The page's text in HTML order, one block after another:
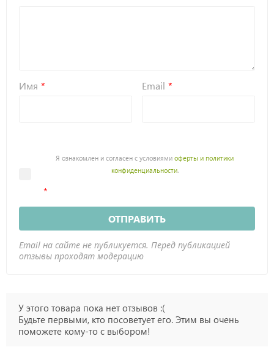
Имя Email
Я ознакомлен и согласен с условиямиоферты и политики
конфиденциальности.
ОТПРАВИТЬ
Email на сайте не публикуется. Перед публикацией
отзывы проходят модерацию
У этого товара пока нет отзывов :(
Будьте первыми, кто посоветует его. Этим вы очень
поможете кому-то с выбором!